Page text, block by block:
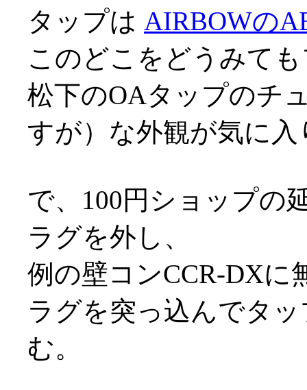
タップは AIRBOWの
このどこをどうみて
松下のOAタップのチ
すが）な外観が気に
で、100円ショップの
ラグを外し、
例の壁コンCCR-DXに
ラグを突っ込んでタ
む。